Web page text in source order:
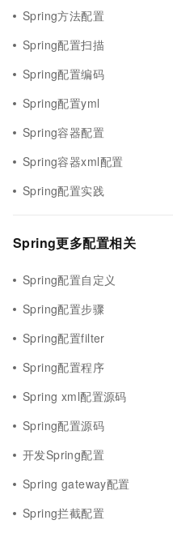
Spring方法配置
Spring配置扫描
Spring配置编码
Spring配置yml
Spring容器配置
Spring容器xml配置
Spring配置实践
Spring更多配置相关
Spring配置自定义
Spring配置步骤
Spring配置filter
Spring配置程序
Spring xml配置源码
Spring配置源码
开发Spring配置
Spring gateway配置
Spring拦截配置